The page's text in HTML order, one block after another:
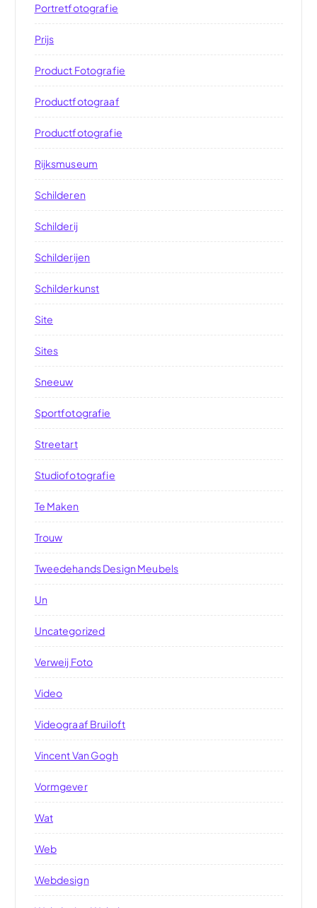
Portretfotografie
Prijs
Product Fotografie
Productfotograaf
Productfotografie
Rijksmuseum
Schilderen
Schilderij
Schilderijen
Schilderkunst
Site
Sites
Sneeuw
Sportfotografie
Streetart
Studiofotografie
Te Maken
Trouw
Tweedehands Design Meubels
Un
Uncategorized
Verweij Foto
Video
Videograaf Bruiloft
Vincent Van Gogh
Vormgever
Wat
Web
Webdesign